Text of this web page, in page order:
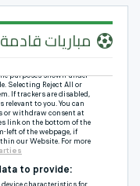
مباريات قادمة